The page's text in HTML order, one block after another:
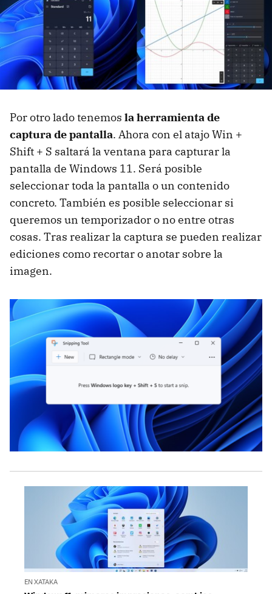
Por otro lado tenemos la herramienta de
captura de pantalla. Ahora con el atajo Win +
Shift + S saltará la ventana para capturar la
pantalla de Windows 11. Será posible
seleccionar toda la pantalla o un contenido
concreto. También es posible seleccionar si
queremos un temporizador o no entre otras
cosas. Tras realizar la captura se pueden realizar
ediciones como recortar o anotar sobre la
imagen.
EN XATAKA